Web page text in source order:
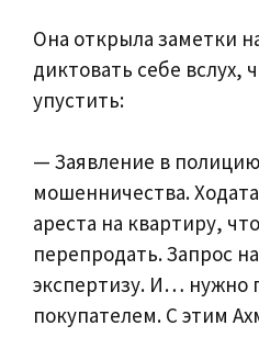
Она открыла заметки
диктовать себе вслух,
упустить:
— Заявление в
мошенничества.
ареста на квартиру,
перепродать. Запрос
экспертизу. И… нужно
покупателем. С этим